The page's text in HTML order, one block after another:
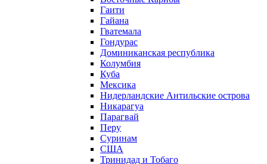
Гаити
Гайана
Гватемала
Гондурас
Доминиканская республика
Колумбия
Куба
Мексика
Нидерландские Антильские острова
Никарагуа
Парагвай
Перу
Суринам
США
Тринидад и Тобаго